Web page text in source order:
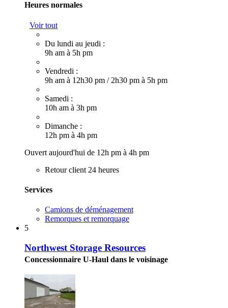
Heures normales
Voir tout
Du lundi au jeudi :
9h am à 5h pm
Vendredi :
9h am à 12h30 pm / 2h30 pm à 5h pm
Samedi :
10h am à 3h pm
Dimanche :
12h pm à 4h pm
Ouvert aujourd'hui de 12h pm à 4h pm
Retour client 24 heures
Services
Camions de déménagement
Remorques et remorquage
5
Northwest Storage Resources
Concessionnaire U-Haul dans le voisinage